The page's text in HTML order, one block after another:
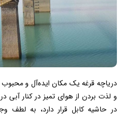
دریاچه قرغه یک مکان ایده‌آل و محبوب
و لذت بردن از هوای تمیز در کنار آبی
در حاشیه کابل قرار دارد، به لطف